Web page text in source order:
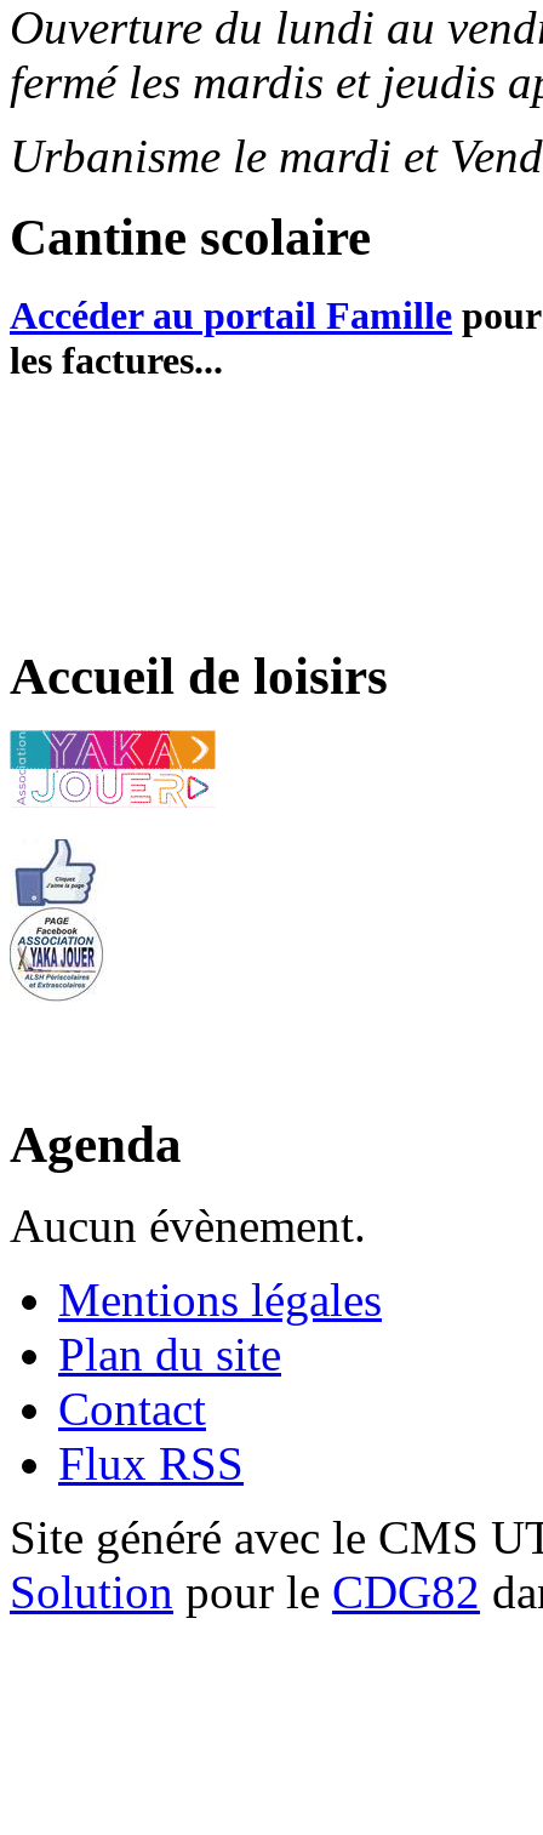
Ouverture du lundi au
fermé les mardis et jeudis
Urbanisme le mardi et
Cantine scolaire
Accéder au portail Famille
les factures...
Accueil de loisirs
Agenda
Aucun évènement.
Mentions légales
Plan du site
Contact
Flux RSS
Site généré avec le CMS
Solution pour le CDG82